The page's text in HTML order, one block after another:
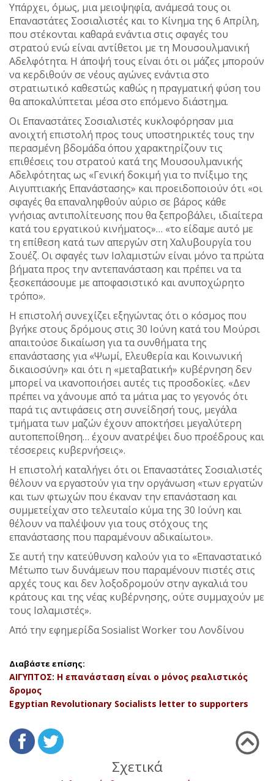
Υπάρχει, όμως, μια μειοψηφία, ανάμεσά τους οι
Επαναστάτες Σοσιαλιστές και το Κίνημα της 6 Απρίλη,
που στέκονται καθαρά ενάντια στις σφαγές του
στρατού ενώ είναι αντίθετοι με τη Μουσουλμανική
Αδελφότητα. Η άποψή τους είναι ότι οι μάζες μπορούν
να κερδιθούν σε νέους αγώνες ενάντια στο
στρατιωτικό καθεστώς καθώς η πραγματική φύση του
θα αποκαλύπτεται μέσα στο επόμενο διάστημα.
Οι Επαναστάτες Σοσιαλιστές κυκλοφόρησαν μια
ανοιχτή επιστολή προς τους υποστηρικτές τους την
περασμένη βδομάδα όπου χαρακτηρίζουν τις
επιθέσεις του στρατού κατά της Μουσουλμανικής
Αδελφότητας ως «Γενική δοκιμή για το πνίξιμο της
Αιγυπτιακής Επανάστασης» και προειδοποιούν ότι «οι
σφαγές θα επαναληφθούν αύριο σε βάρος κάθε
γνήσιας αντιπολίτευσης που θα ξεπροβάλει, ιδιαίτερα
κατά του εργατικού κινήματος»… «το είδαμε αυτό με
τη επίθεση κατά των απεργών στη Χαλυβουργία του
Σουέζ. Οι σφαγές των Ισλαμιστών είναι μόνο τα πρώτα
βήματα προς την αντεπανάσταση και πρέπει να τα
ξεσκεπάσουμε με αποφασιστικό και ανυποχώρητο
τρόπο».
Η επιστολή συνεχίζει εξηγώντας ότι ο κόσμος που
βγήκε στους δρόμους στις 30 Ιούνη κατά του Μούρσι
απαιτούσε δικαίωση για τα συνθήματα της
επανάστασης για «Ψωμί, Ελευθερία και Κοινωνική
δικαιοσύνη» και ότι η «μεταβατική» κυβέρνηση δεν
μπορεί να ικανοποιήσει αυτές τις προσδοκίες. «Δεν
πρέπει να χάνουμε από τα μάτια μας το γεγονός ότι
παρά τις αντιφάσεις στη συνείδησή τους, μεγάλα
τμήματα των μαζών έχουν αποκτήσει μεγαλύτερη
αυτοπεποίθηση… έχουν ανατρέψει δυο προέδρους και
τέσσερεις κυβερνήσεις».
Η επιστολή καταλήγει ότι οι Επαναστάτες Σοσιαλιστές
θέλουν να εργαστούν για την οργάνωση «των εργατών
και των φτωχών που έκαναν την επανάσταση και
συμμετείχαν στο τελευταίο κύμα της 30 Ιούνη και
θέλουν να παλέψουν για τους στόχους της
επανάστασης που παραμένουν αδικαίωτοι».
Σε αυτή την κατεύθυνση καλούν για το «Επαναστατικό
Μέτωπο των δυνάμεων που παραμένουν πιστές στις
αρχές τους και δεν λοξοδρομούν στην αγκαλιά του
κράτους και της νέας κυβέρνησης, ούτε συμμαχούν με
τους Ισλαμιστές».
Από την εφημερίδα Sosialist Worker του Λονδίνου
Διαβάστε επίσης:
ΑΙΓΥΠΤΟΣ: Η επανάσταση είναι ο μόνος ρεαλιστικός
δρομος
Egyptian Revolutionary Socialists letter to supporters
Σχετικά